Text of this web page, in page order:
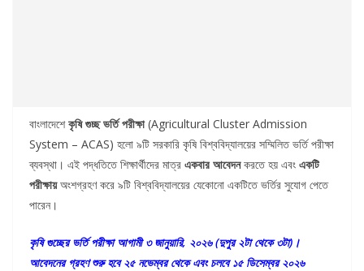
বাংলাদেশেকৃষি গুচ্ছ ভর্তি পরীক্ষা(Agricultural Cluster Admission
System – ACAS) হলো ৯টি সরকারি কৃষি বিশ্ববিদ্যালয়ের সম্মিলিত ভর্তি পরীক্ষা
ব্যবস্থা। এই পদ্ধতিতে শিক্ষার্থীদের মাত্র একবার আবেদনকরতে হয় এবং একটি
পরীক্ষায়অংশগ্রহণ করে ৯টি বিশ্ববিদ্যালয়ের যেকোনো একটিতে ভর্তির সুযোগ পেতে
পারেন।
কৃষি গুচ্ছের ভর্তি পরীক্ষা আগামী ৩ জানুয়ারি, ২০২৬ (দুপুর ২টা থেকে ৩টা)।
আবেদনের গ্রহণ শুরু হবে ২৫ নভেম্বর থেকে এবং চলবে ১৫ ডিসেম্বর ২০২৬